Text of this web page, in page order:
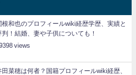
根和也のプロフィールwiki経歴学歴、実績と
判！結婚、妻や子供についても！
田菜穂は何者？国籍プロフィールwiki経歴、